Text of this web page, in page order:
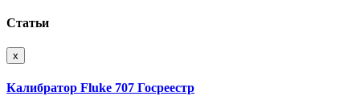
Статьи
x
Калибратор Fluke 707 Госреестр